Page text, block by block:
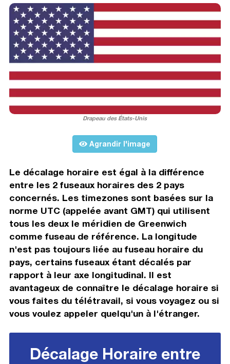
Drapeau des États-Unis
Agrandir l'image
Le décalage horaire est égal à la différence
entre les 2 fuseaux horaires des 2 pays
concernés. Les timezones sont basées sur la
norme UTC (appelée avant GMT) qui utilisent
tous les deux le méridien de Greenwich
comme fuseau de référence. La longitude
n'est pas toujours liée au fuseau horaire du
pays, certains fuseaux étant décalés par
rapport à leur axe longitudinal. Il est
avantageux de connaître le décalage horaire si
vous faites du télétravail, si vous voyagez ou si
vous voulez appeler quelqu'un à l'étranger.
Décalage Horaire entre